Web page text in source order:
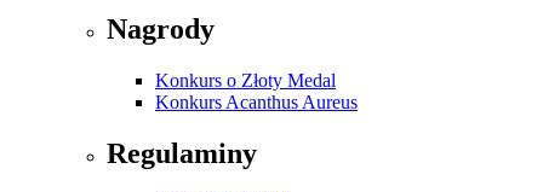
Nagrody
Konkurs o Złoty Medal
Konkurs Acanthus Aureus
Regulaminy